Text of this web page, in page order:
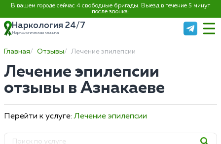
В вашем городе сейчас 4 свободные бригады. Выезд в течение 5 минут
после звонка:
Наркология 24/7
Наркологическая клиника
Главная Отзывы Лечение эпилепсии
Лечение эпилепсии
отзывы в Азнакаеве
Перейти к услуге:Лечение эпилепсии